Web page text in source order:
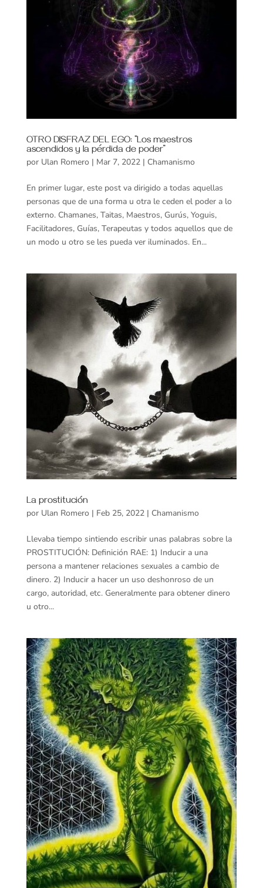
OTRO DISFRAZ DEL EGO: “Los maestros
ascendidos y la pérdida de poder”
por Ulan Romero| Mar 7, 2022| Chamanismo
En primer lugar, este post va dirigido a todas aquellas
personas que de una forma u otra le ceden el poder a lo
externo. Chamanes, Taitas, Maestros, Gurús, Yoguis,
Facilitadores, Guías, Terapeutas y todos aquellos que de
un modo u otro se les pueda ver iluminados. En...
La prostitución
por Ulan Romero| Feb 25, 2022| Chamanismo
Llevaba tiempo sintiendo escribir unas palabras sobre la
PROSTITUCIÓN: Definición RAE: 1) Inducir a una
persona a mantener relaciones sexuales a cambio de
dinero. 2) Inducir a hacer un uso deshonroso de un
cargo, autoridad, etc. Generalmente para obtener dinero
u otro...